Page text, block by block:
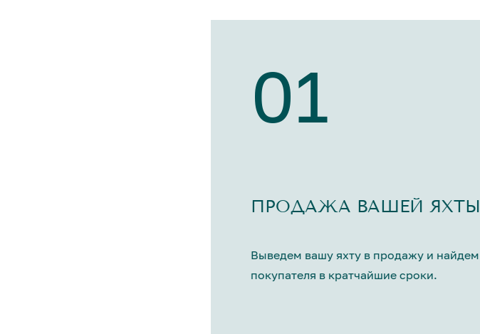
01
ПРОДАЖА ВАШЕЙ ЯХТЫ
Выведем вашу яхту в продажу и найдем
покупателя в кратчайшие сроки.